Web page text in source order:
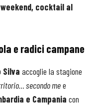
cocktail al
e radici campane
Silva accoglie la stagione
secondo mee
e Campania con